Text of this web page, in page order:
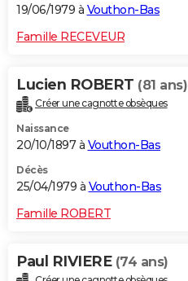
19/06/1979 à Vouthon-Bas
Famille RECEVEUR
Lucien ROBERT (81 ans)
Créer une cagnotte obsèques
Naissance
20/10/1897 à Vouthon-Bas
Décès
25/04/1979 à Vouthon-Bas
Famille ROBERT
Paul RIVIERE (74 ans)